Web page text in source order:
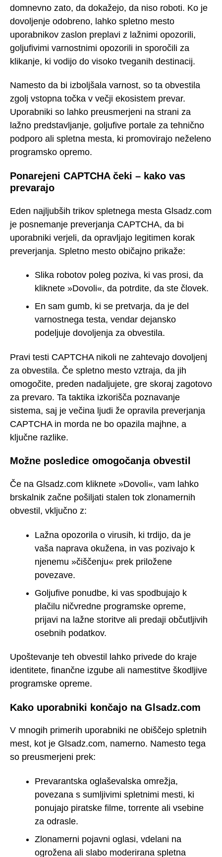
domnevno zato, da dokažejo, da niso roboti. Ko je
dovoljenje odobreno, lahko spletno mesto
uporabnikov zaslon preplavi z lažnimi opozorili,
goljufivimi varnostnimi opozorili in sporočili za
klikanje, ki vodijo do visoko tveganih destinacij.
Namesto da bi izboljšala varnost, so ta obvestila
zgolj vstopna točka v večji ekosistem prevar.
Uporabniki so lahko preusmerjeni na strani za
lažno predstavljanje, goljufive portale za tehnično
podporo ali spletna mesta, ki promovirajo neželeno
programsko opremo.
Ponarejeni CAPTCHA čeki – kako vas
prevarajo
Eden najljubših trikov spletnega mesta Glsadz.com
je posnemanje preverjanja CAPTCHA, da bi
uporabniki verjeli, da opravljajo legitimen korak
preverjanja. Spletno mesto običajno prikaže:
Slika robotov poleg poziva, ki vas prosi, da
kliknete »Dovoli«, da potrdite, da ste človek.
En sam gumb, ki se pretvarja, da je del
varnostnega testa, vendar dejansko
podeljuje dovoljenja za obvestila.
Pravi testi CAPTCHA nikoli ne zahtevajo dovoljenj
za obvestila. Če spletno mesto vztraja, da jih
omogočite, preden nadaljujete, gre skoraj zagotovo
za prevaro. Ta taktika izkorišča poznavanje
sistema, saj je večina ljudi že opravila preverjanja
CAPTCHA in morda ne bo opazila majhne, a
ključne razlike.
Možne posledice omogočanja obvestil
Če na Glsadz.com kliknete »Dovoli«, vam lahko
brskalnik začne pošiljati stalen tok zlonamernih
obvestil, vključno z:
Lažna opozorila o virusih, ki trdijo, da je
vaša naprava okužena, in vas pozivajo k
njenemu »čiščenju« prek priložene
povezave.
Goljufive ponudbe, ki vas spodbujajo k
plačilu ničvredne programske opreme,
prijavi na lažne storitve ali predaji občutljivih
osebnih podatkov.
Upoštevanje teh obvestil lahko privede do kraje
identitete, finančne izgube ali namestitve škodljive
programske opreme.
Kako uporabniki končajo na Glsadz.com
V mnogih primerih uporabniki ne obiščejo spletnih
mest, kot je Glsadz.com, namerno. Namesto tega
so preusmerjeni prek:
Prevarantska oglaševalska omrežja,
povezana s sumljivimi spletnimi mesti, ki
ponujajo piratske filme, torrente ali vsebine
za odrasle.
Zlonamerni pojavni oglasi, vdelani na
ogrožena ali slabo moderirana spletna